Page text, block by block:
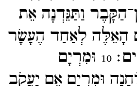
וַתַּגֵּדְנָה אֵת
הָאֵלֶּה לְאַחַד הֶעָשָׂר
10 וּמִרְיָם
וּמִרְיָם אֵם יַעֲקֹב